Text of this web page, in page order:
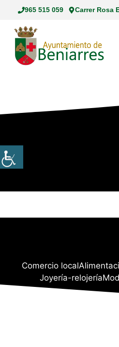
contenido
965 515 059 Carrer Rosa
Comercio local
Joyería-relojería